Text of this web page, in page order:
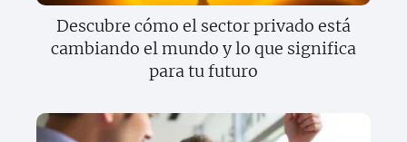
Descubre cómo el sector privado está
cambiando el mundo y lo que significa
para tu futuro